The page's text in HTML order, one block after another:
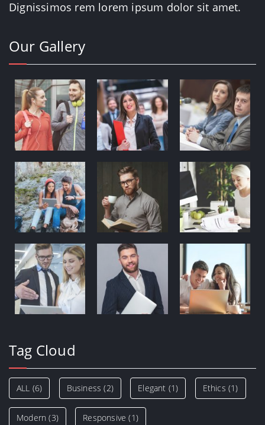
Dignissimos rem lorem ipsum dolor sit amet.
Our Gallery
Tag Cloud
ALL (6) Business (2) Elegant (1) Ethics (1)
Modern (3) Responsive (1)